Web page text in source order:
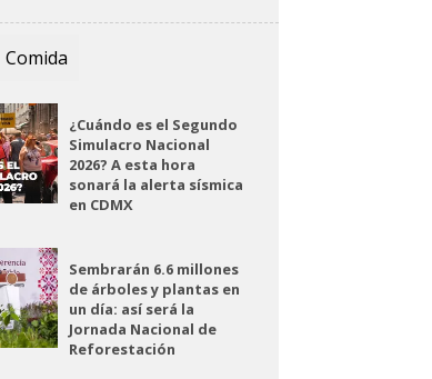
Comida
¿Cuándo es el Segundo
Simulacro Nacional
2026? A esta hora
sonará la alerta sísmica
en CDMX
Sembrarán 6.6 millones
de árboles y plantas en
un día: así será la
Jornada Nacional de
Reforestación